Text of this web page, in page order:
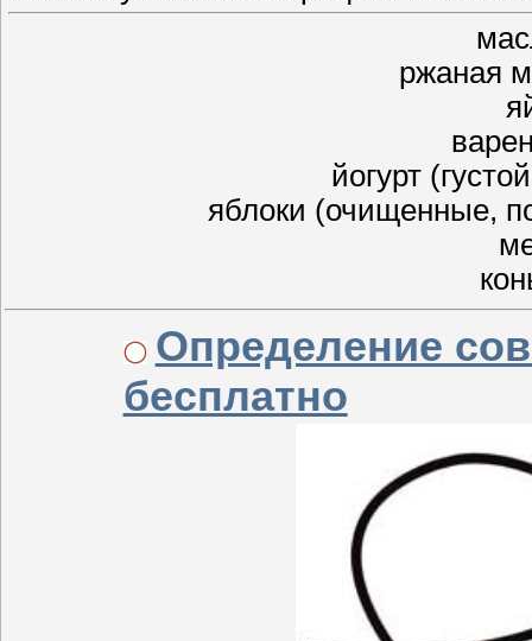
ржаная
йогурт
яблоки (очищенные,
Определение
бесплатно